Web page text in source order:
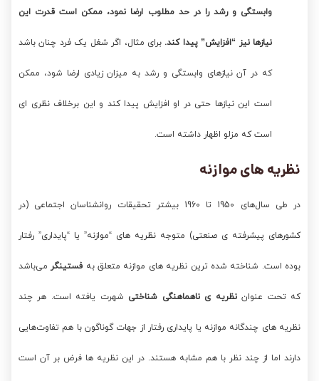
وابستگی و رشد را در حد مطلوب ارضا نمود، ممکن است قدرت این
نیازها نیز “افزایش” پیدا کند. برای مثال، اگر شغل یک فرد چنان باشد
که در آن نیازهای وابستگی و رشد به میزان زیادی ارضا شود، ممکن
است این نیازها حتی در او افزایش پیدا کند و این برخلاف نظری ای
است که مزلو اظهار داشته است.
نظریه های موازنه
در طی سال‌های 1950 تا 1960 بیشتر تحقیقات روانشناسان اجتماعی (در
کشورهای پیشرفته ی صنعتی) متوجه نظریه های “موازنه” یا “پایداری” رفتار
بوده است. شناخته شده ترین نظریه های موازنه متعلق به فستینگر می‌باشد
که تحت عنواننظریه ی ناهماهنگی شناختی شهرت یافته است. هر چند
نظریه های چندگانه موازنه یا پایداری رفتار از جهات گوناگون با هم تفاوت‌هایی
دارند اما از چند نظر با هم مشابه هستند. در این نظریه ها فرض بر آن است